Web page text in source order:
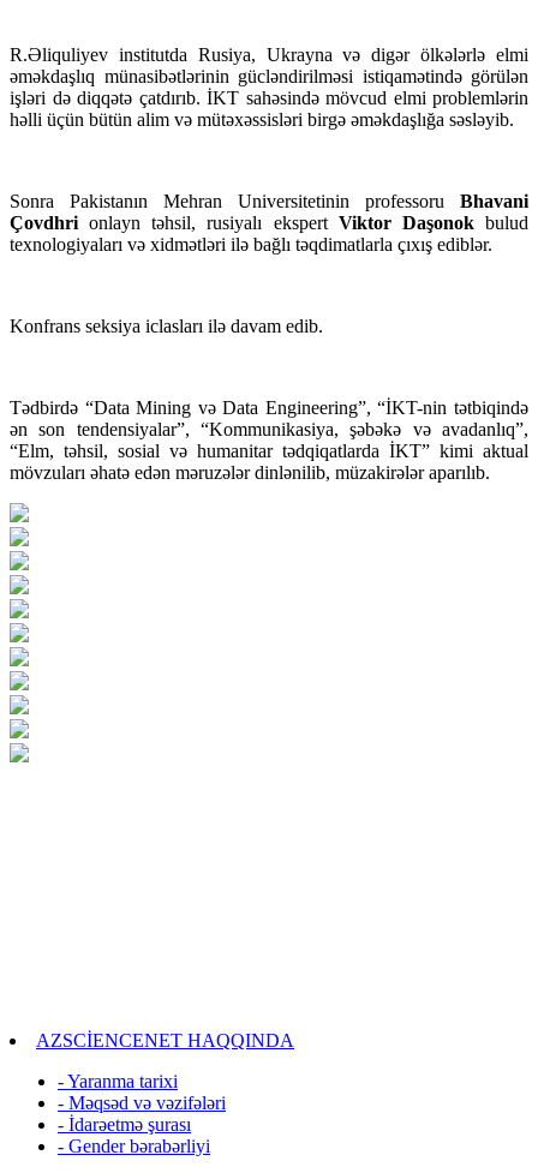
R.Əliquliyev institutda Rusiya, Ukrayna və digər ölkələrlə elmi
əməkdaşlıq münasibətlərinin gücləndirilməsi istiqamətində görülən
işləri də diqqətə çatdırıb. İKT sahəsində mövcud elmi problemlərin
həlli üçün bütün alim və mütəxəssisləri birgə əməkdaşlığa səsləyib.
Sonra Pakistanın Mehran Universitetinin professoru Bhavani
Çovdhri onlayn təhsil, rusiyalı ekspert Viktor Daşonokbulud
texnologiyaları və xidmətləri ilə bağlı təqdimatlarla çıxış ediblər.
Konfrans seksiya iclasları ilə davam edib.
Tədbirdə “Data Mining və Data Engineering”, “İKT-nin tətbiqində
ən son tendensiyalar”, “Kommunikasiya, şəbəkə və avadanlıq”,
“Elm, təhsil, sosial və humanitar tədqiqatlarda İKT” kimi aktual
mövzuları əhatə edən məruzələr dinlənilib, müzakirələr aparılıb.
AZSCİENCENET HAQQINDA
- Yaranma tarixi
- Məqsəd və vəzifələri
- İdarəetmə şurası
- Gender bərabərliyi